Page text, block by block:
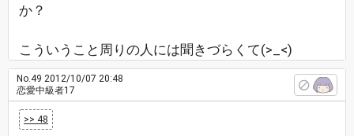
か？
こういうこと周りの人には聞きづらくて(>_<)
No.49 2012/10/07 20:48
恋愛中級者17
>> 48